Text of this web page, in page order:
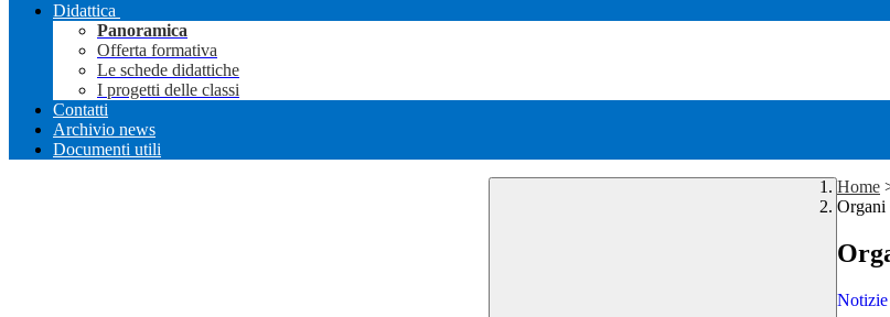
Didattica
Panoramica
Offerta formativa
Le schede didattiche
I progetti delle classi
Contatti
Archivio news
Documenti utili
Home
Organi
Notizie